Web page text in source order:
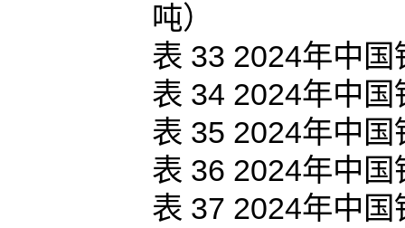
吨）
表 33 2024年中
表 34 2024年中
表 35 2024年中
表 36 2024年中
表 37 2024年中